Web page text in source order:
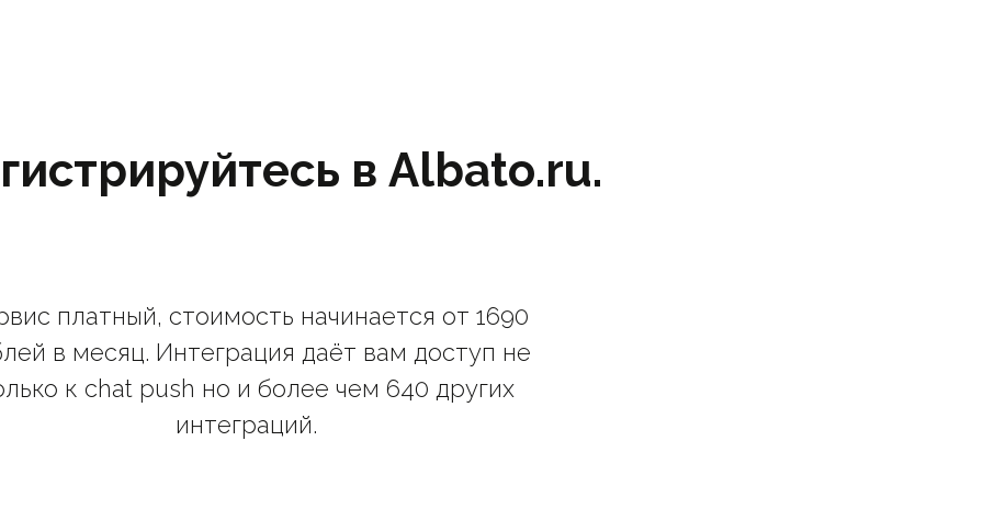
в Albato.ru.
платный, стоимость начинается от 1690
в месяц. Интеграция даёт вам доступ не
к chat push но и более чем 640 других
интеграций.